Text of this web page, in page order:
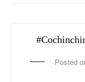
Posted